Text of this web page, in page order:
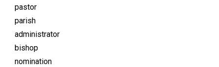
pastor
parish
administrator
bishop
nomination